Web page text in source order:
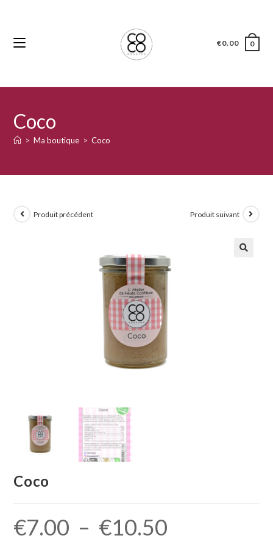
€0.00 0
Coco
> Ma boutique > Coco
Produit précédent Produit suivant
Coco
€7.00 – €10.50